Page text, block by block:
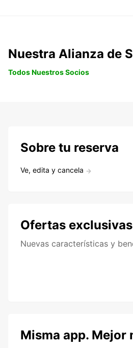
Nuestra Alianza de
Todos Nuestros Socios
Sobre tu reserva
Ve, edita y cancela
Ofertas exclusivas
Nuevas características y
Misma app. Mejor